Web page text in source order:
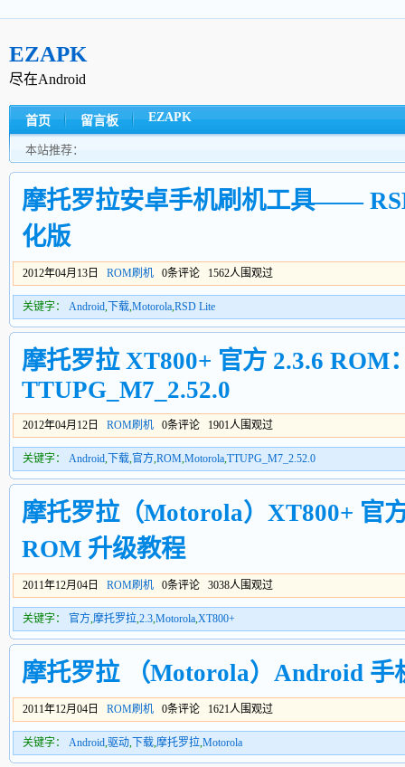
EZAPK
尽在Android
首页 留言板 EZAPK
本站推荐：
摩托罗拉安卓手机刷机工具——
化版
2012年04月13日 ROM刷机 0条评论 1562人围观过
关键字： Android, 下载,Motorola,RSD Lite
摩托罗拉 XT800+ 官方 2.3.6 ROM
TTUPG_M7_2.52.0
2012年04月12日 ROM刷机 0条评论 1901人围观过
关键字： Android, 下载,官方,ROM,Motorola,TTUPG_M7_2.52.0
摩托罗拉（Motorola）XT800+ 官
ROM 升级教程
2011年12月04日 ROM刷机 0条评论 3038人围观过
关键字： 官方,摩托罗拉,2.3,Motorola,XT800+
摩托罗拉 （Motorola）Android 手
2011年12月04日 ROM刷机 0条评论 1621人围观过
关键字： Android,驱动, 下载,摩托罗拉,Motorola